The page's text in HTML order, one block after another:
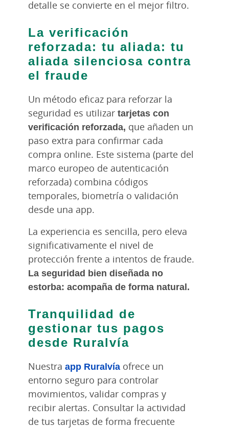
detalle se convierte en el mejor filtro.
La verificación
reforzada: tu aliada: tu
aliada silenciosa contra
el fraude
Un método eficaz para reforzar la
seguridad es utilizar tarjetas con
verificación reforzada, que añaden un
paso extra para confirmar cada
compra online. Este sistema (parte del
marco europeo de autenticación
reforzada) combina códigos
temporales, biometría o validación
desde una app.
La experiencia es sencilla, pero eleva
significativamente el nivel de
protección frente a intentos de fraude.
La seguridad bien diseñada no
estorba: acompaña de forma natural.
Tranquilidad de
gestionar tus pagos
desde Ruralvía
Nuestra app Ruralvía ofrece un
entorno seguro para controlar
movimientos, validar compras y
recibir alertas. Consultar la actividad
de tus tarjetas de forma frecuente